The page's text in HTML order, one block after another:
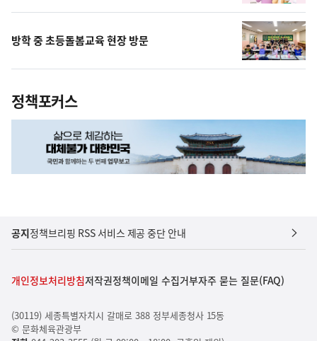
방학 중 초등돌봄교육 현장 방문
정책포커스
공지정책브리핑 RSS 서비스 제공 중단 안내
개인정보처리방침저작권정책이메일 수집거부자주 묻는 질문(FAQ)
(30119) 세종특별자치시 갈매로 388 정부세종청사 15동
© 문화체육관광부